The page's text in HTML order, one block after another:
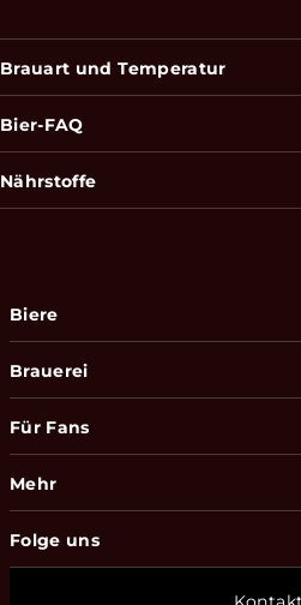
Brauart und Temperatur
Bier-FAQ
Nährstoffe
Biere
Brauerei
Für Fans
Mehr
Folge uns